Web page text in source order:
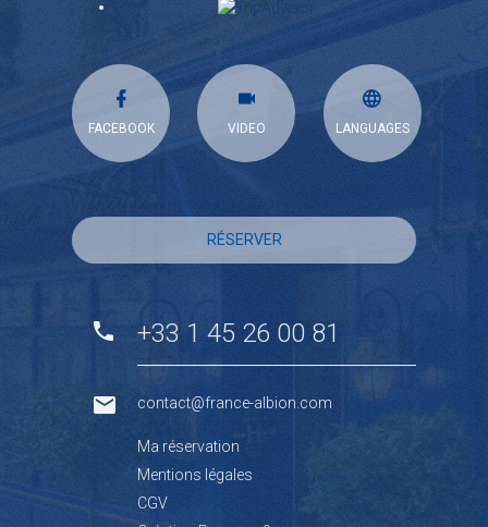
FACEBOOK VIDEO LANGUAGES
RÉSERVER
+33 1 45 26 00 81
contact@france-albion.com
Ma réservation
Mentions légales
CGV